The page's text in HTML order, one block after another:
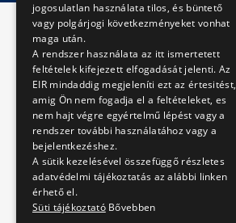
jogosulatlan használata tilos, és büntető
vagy polgárjogi következményeket vonhat
maga után.
A rendszer használata az itt ismertetett
feltételek kifejezett elfogadását jelenti. Az
EIR mindaddig megjeleníti ezt az értesitést,
amig Ön nem fogadja el a feltételeket, es
nem hajt végre egyértelmű lépést vagy a
rendszer további használatához vagy a
bejelentkezéshez.
A sütik kezelésével összefüggő részletes
adatvédelmi tájékoztatás az alábbi linken
érhető el.
Süti tájékoztató Bővebben